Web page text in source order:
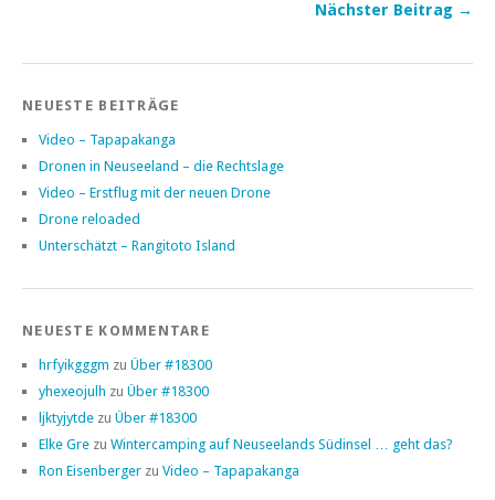
Nächster Beitrag →
NEUESTE BEITRÄGE
Video – Tapapakanga
Dronen in Neuseeland – die Rechtslage
Video – Erstflug mit der neuen Drone
Drone reloaded
Unterschätzt – Rangitoto Island
NEUESTE KOMMENTARE
hrfyikgggm zu Über #18300
yhexeojulh zu Über #18300
ljktyjytde zu Über #18300
Elke Gre zu Wintercamping auf Neuseelands Südinsel … geht das?
Ron Eisenberger zu Video – Tapapakanga